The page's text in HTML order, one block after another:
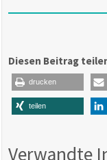
Diesen Beitrag
drucken
teilen
Verwandte